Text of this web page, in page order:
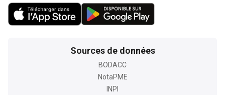
Sources de données
BODACC
NotaPME
INPI